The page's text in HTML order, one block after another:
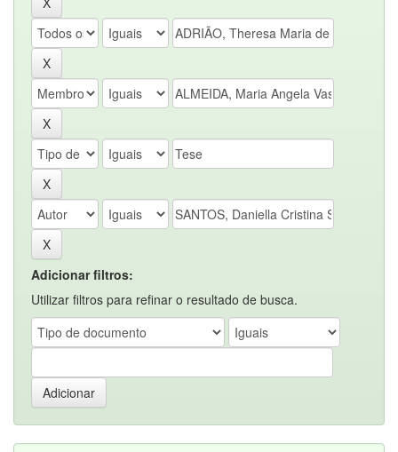
Adicionar filtros:
Utilizar filtros para refinar o resultado de busca.